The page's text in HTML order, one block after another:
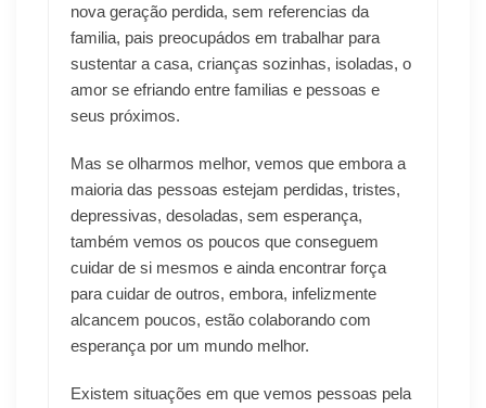
nova geração perdida, sem referencias da
familia, pais preocupádos em trabalhar para
sustentar a casa, crianças sozinhas, isoladas, o
amor se efriando entre familias e pessoas e
seus próximos.
Mas se olharmos melhor, vemos que embora a
maioria das pessoas estejam perdidas, tristes,
depressivas, desoladas, sem esperança,
também vemos os poucos que conseguem
cuidar de si mesmos e ainda encontrar força
para cuidar de outros, embora, infelizmente
alcancem poucos, estão colaborando com
esperança por um mundo melhor.
Existem situações em que vemos pessoas pela